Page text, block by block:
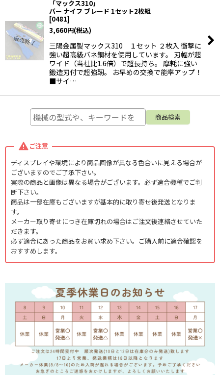
「マックス310」
バー ナイフ ブレード 1セット2枚組
[0481]
3,660円(税込)
三陽金属製マックス310 １セット ２枚入 衝撃に
強い超高級バネ鋼材を使用しています。 刃幅が超
ワイド（当社比1.6倍）で超長持ち。 摩耗に強い
鍛造刃付で超強靭。 お早めの交換で能率アップ！
■サイ…
ご注意
ディスプレイや環境により商品画像が異なる色合いに見える場合が
ございますのでご了承下さい。
実際の商品と画像は異なる場合がございます。必ず適合機種でご判
断下さい。
商品は一部在庫もございますが基本的に取り寄せ後発送となりま
す。
メーカー取り寄せにつき在庫切れの場合はご注文後連絡させていた
だきます。
必ず適合にあった商品をお買い求め下さい。ご購入前に適合確認を
おすすめします。